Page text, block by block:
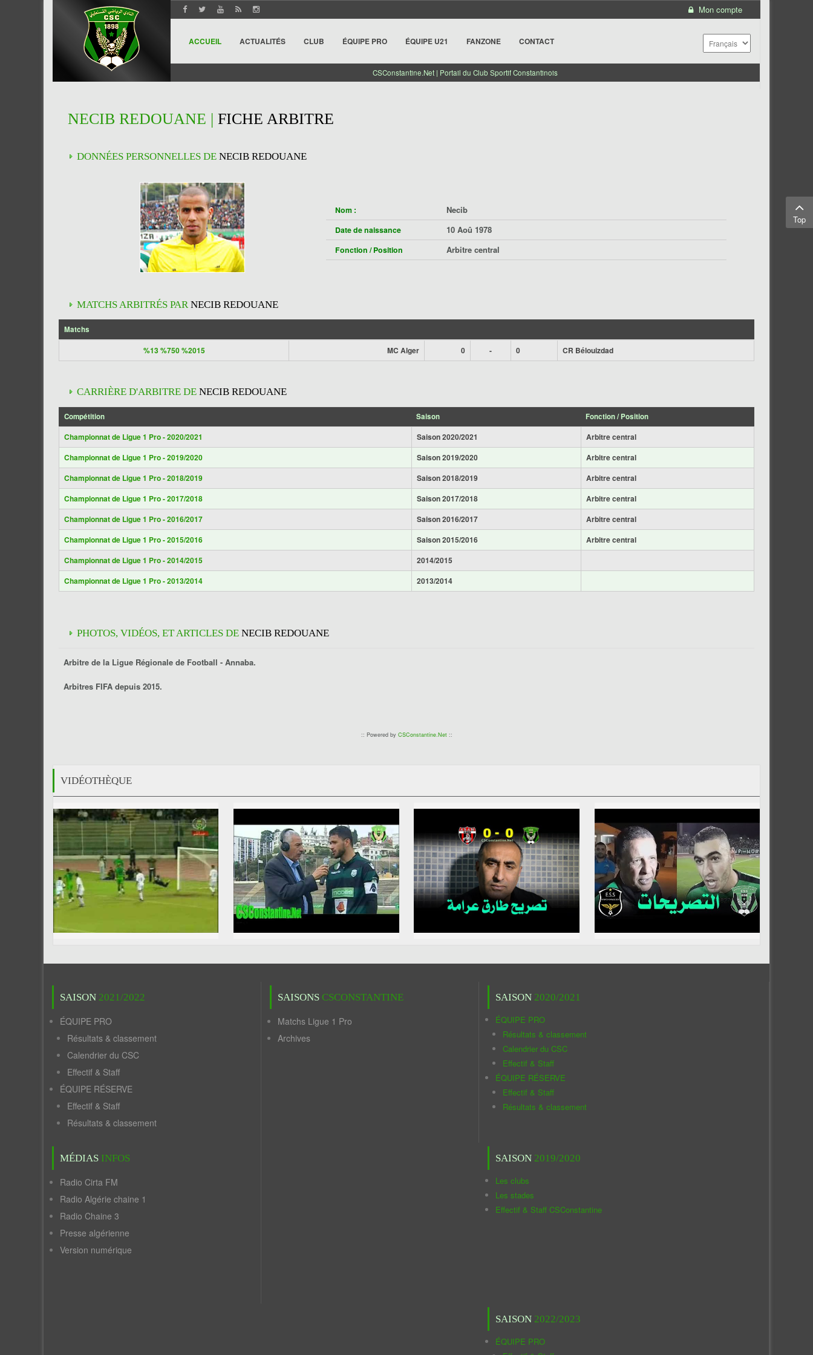
Mon compte
ACCUEIL ACTUALITÉS CLUB ÉQUIPE PRO ÉQUIPE U21 FANZONE CONTACT
CSConstantine.Net | Portail du Club Sportif Constantinois
NECIB REDOUANE | FICHE ARBITRE
DONNÉES PERSONNELLES DE NECIB REDOUANE
Nom : Necib
Date de naissance 10 Aoû 1978
Fonction / Position Arbitre central
MATCHS ARBITRÉS PARNECIB REDOUANE
Matchs
%13 %750 %2015 MC Alger 0 - 0 CR Bélouizdad
CARRIÈRE D'ARBITRE DE NECIB REDOUANE
Compétition Saison Fonction / Position
Championnat de Ligue 1 Pro - 2020/2021 Saison 2020/2021
Arbitre central
Championnat de Ligue 1 Pro - 2019/2020
Saison 2019/2020
Arbitre central
Championnat de Ligue 1 Pro - 2018/2019
Saison 2018/2019
Arbitre central
Championnat de Ligue 1 Pro - 2017/2018
Saison 2017/2018
Arbitre central
Championnat de Ligue 1 Pro - 2016/2017
Saison 2016/2017
Arbitre central
Championnat de Ligue 1 Pro - 2015/2016
Saison 2015/2016
Arbitre central
Championnat de Ligue 1 Pro - 2014/2015
2014/2015
Championnat de Ligue 1 Pro - 2013/2014
2013/2014
PHOTOS, VIDÉOS, ET ARTICLES DE NECIB REDOUANE
Arbitre de la Ligue Régionale de Football - Annaba.
Arbitres FIFA depuis 2015.
:: Powered by CSConstantine.Net::
VIDÉOTHÈQUE
SAISON 2021/2022
ÉQUIPE PRO
Résultats & classement
Calendrier du CSC
Effectif & Staff
ÉQUIPE RÉSERVE
Effectif & Staff
Résultats & classement
MÉDIAS INFOS
Radio Cirta FM
Radio Algérie chaine 1
Radio Chaine 3
Presse algérienne
Version numérique
SAISONS CSCONSTANTINE
Matchs Ligue 1 Pro
Archives
SAISON 2020/2021
ÉQUIPE PRO
Résultats & classement
Calendrier du CSC
Effectif & Staff
ÉQUIPE RÉSERVE
Effectif & Staff
Résultats & classement
SAISON 2019/2020
Les clubs
Les stades
Effectif & Staff CSConstantine
SAISON 2022/2023
ÉQUIPE PRO
Top